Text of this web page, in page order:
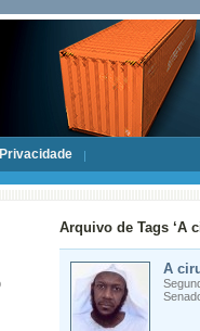
Privacidade
Arquivo de Tags ‘A
A